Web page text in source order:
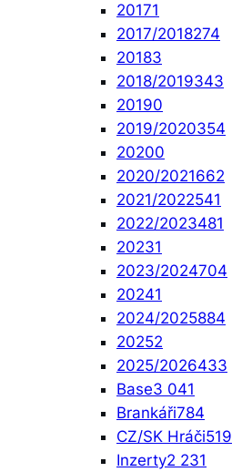
20171
2017/2018274
20183
2018/2019343
20190
2019/2020354
20200
2020/2021662
2021/2022541
2022/2023481
20231
2023/2024704
20241
2024/2025884
20252
2025/2026433
Base3 041
Brankáři784
CZ/SK Hráči519
Inzerty2 231